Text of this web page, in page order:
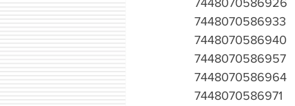
7448070586933
7448070586940
7448070586957
7448070586964
7448070586971